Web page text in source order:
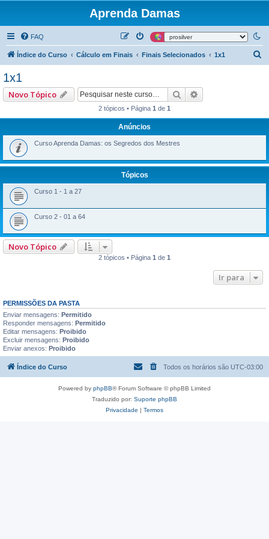
Aprenda Damas
FAQ
Índice do Curso Cálculo em Finais Finais Selecionados 1x1
r
1x1
Novo Tópico Pesquisar
2 tópicos • Página 1 de 1
Anúncios
Curso Aprenda Damas: os Segredos dos Mestres
Tópicos
Curso 1 - 1 a 27
Curso 2 - 01 a 64
Novo Tópico
2 tópicos • Página 1 de 1
Ir para
PERMISSÕES DA PASTA
Enviar mensagens: Permitido
Responder mensagens: Permitido
Editar mensagens: Proibido
Excluir mensagens: Proibido
Enviar anexos: Proibido
Índice do Curso Todos os horários são UTC-03:00
Powered by phpBB® Forum Software © phpBB Limited
Traduzido por: Suporte phpBB
Privacidade | Termos